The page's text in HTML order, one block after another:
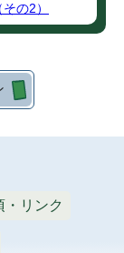
の2）
・リンク